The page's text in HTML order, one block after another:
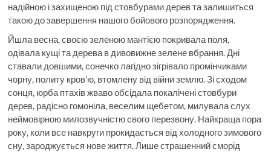
надійною і захищеною під стовбурами дерев та залишиться
такою до завершення нашого бойового розпорядження.
Йшла весна, своєю зеленою мантією покривала поля,
одівала кущі та дерева в дивовижне зелене вбрання. Дні
ставали довшими, сонечко лагідно зігрівало промінчиками
чорну, политу кров’ю, втомлену від війни землю. Зі сходом
сонця, юрба птахів жваво обсідала покалічені стовбури
дерев, радісно гомоніла, веселим щебетом, милувала слух
неймовірною милозвучністю свого перезвону. Найкраща пора
року, коли все навкруги прокидається від холодного зимового
сну, зароджується нове життя. Лише страшенний сморід